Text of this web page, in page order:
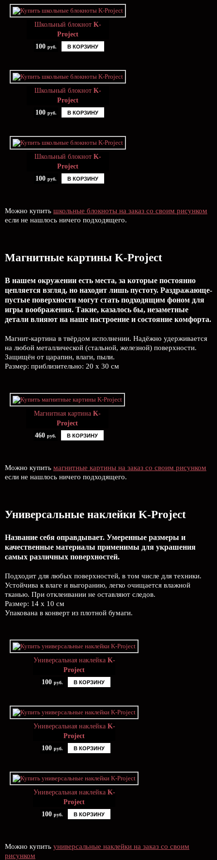
Школьный блокнот K-
Project
100 руб. В КОРЗИНУ
Школьный блокнот K-
Project
100 руб. В КОРЗИНУ
Школьный блокнот K-
Project
100 руб. В КОРЗИНУ
Можно купить школьные блокноты на заказ со своим рисунком
если не нашлось ничего подходящего.
Магнитные картины K-Project
В нашем окружении есть места, за которые постоянно
цепляется взгляд, но находит лишь пустоту. Раздражающе-
пустые поверхности могут стать подходящим фоном для
игры воображения. Такие, казалось бы, незаметные
детали влияют на наше настроение и состояние комфорта.
Магнит-картина в твёрдом исполнении. Надёжно удерживается
на любой металлической (стальной, железной) поверхности.
Защищён от царапин, влаги, пыли.
Размер: приблизительно: 20 х 30 см
Магнитная картина K-
Project
460 руб. В КОРЗИНУ
Можно купить магнитные картины на заказ со своим рисунком
если не нашлось ничего подходящего.
Универсальные наклейки K-Project
Название себя оправдывает. Умеренные размеры и
качественные материалы применимы для украшения
самых различных поверхностей.
Подходит для любых поверхностей, в том числе для техники.
Устойчива к влаге и выгоранию, легко очищается влажной
тканью. При отклеивании не оставляют следов.
Размер: 14 х 10 см
Упакована в конверт из плотной бумаги.
Универсальная наклейка K-
Project
100 руб. В КОРЗИНУ
Универсальная наклейка K-
Project
100 руб. В КОРЗИНУ
Универсальная наклейка K-
Project
100 руб. В КОРЗИНУ
Можно купить универсальные наклейки на заказ со своим
рисунком